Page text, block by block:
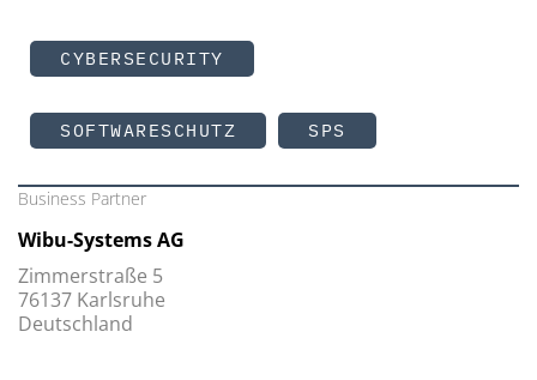
CYBERSECURITY
SOFTWARESCHUTZ SPS
Business Partner
Wibu-Systems AG
Zimmerstraße 5
76137 Karlsruhe
Deutschland